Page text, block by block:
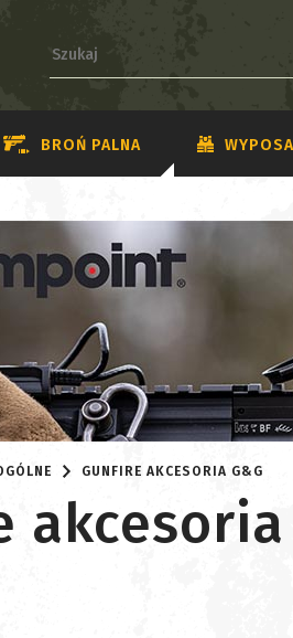
BROŃ PALNA
GUNFIRE AKCESORIA G&G
akcesoria